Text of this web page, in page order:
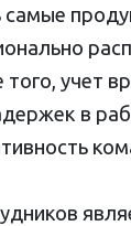
самые
учет
в